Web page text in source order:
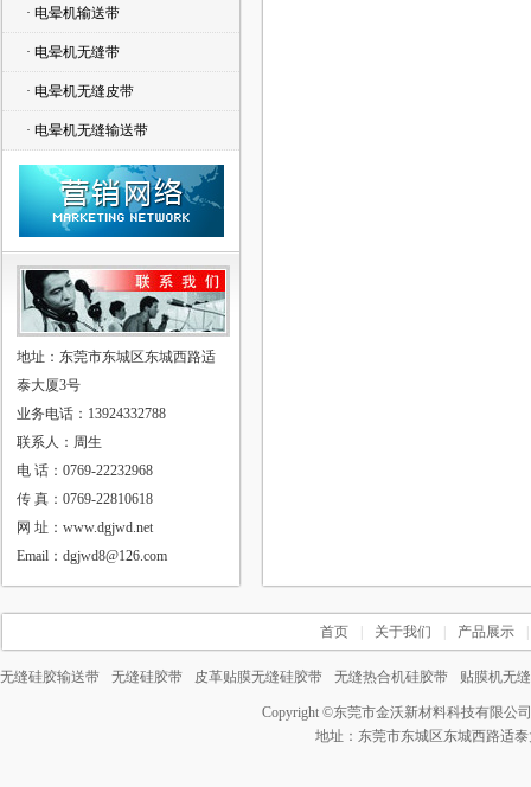
· 电晕机输送带
· 电晕机无缝带
· 电晕机无缝皮带
· 电晕机无缝输送带
地址：东莞市东城区东城西路适
泰大厦3号
业务电话：13924332788
联系人：周生
电 话：0769-22232968
传 真：0769-22810618
网 址：www.dgjwd.net
Email：dgjwd8@126.com
首页 关于我们 产品展示
无缝硅胶输送带 无缝硅胶带 皮革贴膜无缝硅胶带 无缝热合机硅胶带 贴膜机无
Copyright ©东莞市金沃新材料科技有限公司
地址：东莞市东城区东城西路适泰